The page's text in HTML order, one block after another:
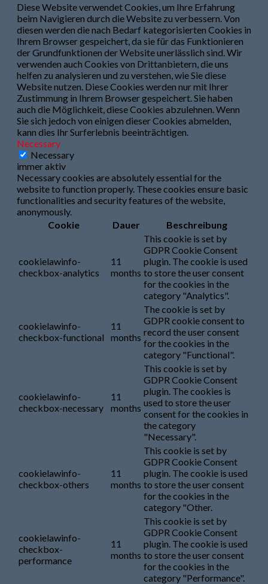
Diese Website verwendet Cookies, um Ihre Erfahrung
beim Navigieren durch die Website zu verbessern. Von
diesen werden die nach Bedarf kategorisierten Cookies in
Ihrem Browser gespeichert, da sie für das Funktionieren
der Grundfunktionen der Website unerlässlich sind. Wir
verwenden auch Cookies von Drittanbietern, die uns
helfen zu analysieren und zu verstehen, wie Sie diese
Website nutzen. Diese Cookies werden nur mit Ihrer
Zustimmung in Ihrem Browser gespeichert. Sie haben
auch die Möglichkeit, diese Cookies abzulehnen. Wenn
Sie sich jedoch von einigen dieser Cookies abmelden,
kann dies Ihr Surferlebnis beeinträchtigen.
Necessary
Necessary
immer aktiv
Necessary cookies are absolutely essential for the
website to function properly. These cookies ensure basic
functionalities and security features of the website,
anonymously.
Cookie
Dauer Beschreibung
cookielawinfo-
checkbox-analytics
11
months
This cookie is set by
GDPR Cookie Consent
plugin. The cookie is used
to store the user consent
for the cookies in the
category "Analytics".
cookielawinfo-
checkbox-functional
11
months
The cookie is set by
GDPR cookie consent to
record the user consent
for the cookies in the
category "Functional".
cookielawinfo-
checkbox-necessary
11
months
This cookie is set by
GDPR Cookie Consent
plugin. The cookies is
used to store the user
consent for the cookies in
the category
"Necessary".
cookielawinfo-
checkbox-others
11
months
This cookie is set by
GDPR Cookie Consent
plugin. The cookie is used
to store the user consent
for the cookies in the
category "Other.
cookielawinfo-
checkbox-
performance
11
months
This cookie is set by
GDPR Cookie Consent
plugin. The cookie is used
to store the user consent
for the cookies in the
category "Performance".